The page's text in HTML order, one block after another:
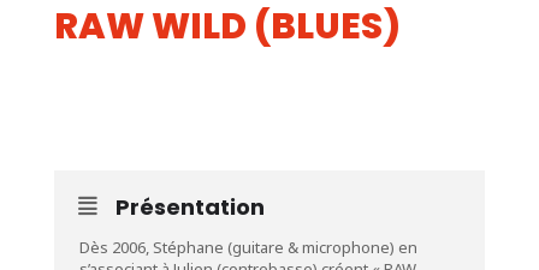
RAW WILD (BLUES)
Présentation
Dès 2006, Stéphane (guitare & microphone) en